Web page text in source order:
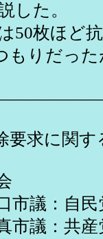
した。
50枚ほど
りだっ
要求に関
議：自民
市議：